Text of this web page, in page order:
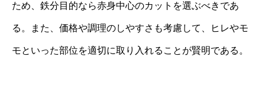
ため、鉄分目的なら赤身中心のカットを選ぶべきであ
る。また、価格や調理のしやすさも考慮して、ヒレやモ
モといった部位を適切に取り入れることが賢明である。